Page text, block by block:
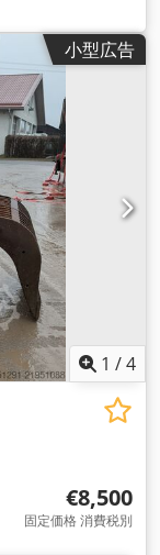
小型広告
1 /4
€8,500
固定価格 消費税別